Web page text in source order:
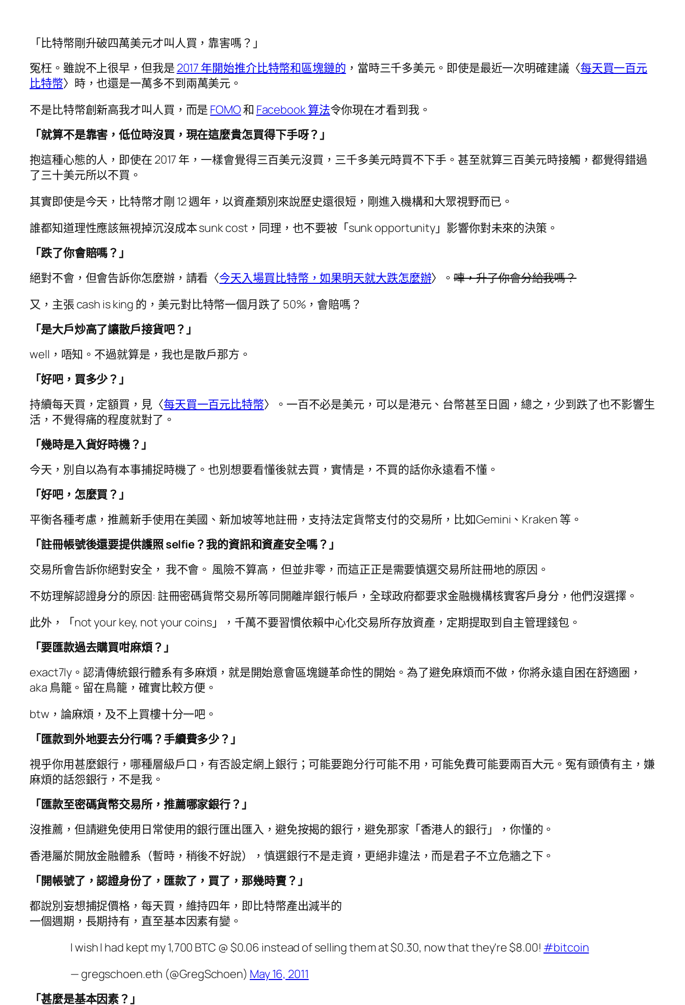
「比特幣剛升破四萬美元才叫人買，靠害嗎？」
冤枉。雖說不上很早，但我是 2017 年開始推介比特幣和區塊鏈的 ，當時三千多美元。即使是最近一次明確建議〈每天買一百元
比特幣〉時，也還是一萬多不到兩萬美元。
不是比特幣創新高我才叫人買，而是 FOMO和 Facebook 算法令你現在才看到我。
「就算不是靠害，低位時沒買，現在這麼貴怎買得下手呀？」
抱這種心態的人，即使在 2017 年，一樣會覺得三百美元沒買，三千多美元時買不下手。甚至就算三百美元時接觸，都覺得錯過
了三十美元所以不買。
其實即使是今天，比特幣才剛 12 週年，以資產類別來說歷史還很短，剛進入機構和大眾視野而已。
誰都知道理性應該無視掉沉沒成本 sunk cost，同理，也不要被「sunk opportunity」影響你對未來的決策。
「跌了你會賠嗎？」
絕對不會，但會告訴你怎麼辦，請看〈今天入場買比特幣，如果明天就大跌怎麼辦〉。唓，升了你會分給我嗎？
又，主張 cash is king 的，美元對比特幣一個月跌了 50%，會賠嗎？
「是大戶炒高了讓散戶接貨吧？」
well，唔知。不過就算是，我也是散戶那方。
「好吧，買多少？」
持續每天買，定額買，見〈每天買一百元比特幣〉。一百不必是美元，可以是港元、台幣甚至日圓，總之，少到跌了也不影響生
活，不覺得痛的程度就對了。
「幾時是入貨好時機？」
今天，別自以為有本事捕捉時機了。也別想要看懂後就去買，實情是，不買的話你永遠看不懂。
「好吧，怎麼買？」
平衡各種考慮，推薦新手使用在美國、新加坡等地註冊，支持法定貨幣支付的交易所，比如Gemini、Kraken 等。
「註冊帳號後還要提供護照 selfie？我的資訊和資產安全嗎？」
交易所會告訴你絕對安全， 我不會。 風險不算高， 但並非零，而這正正是需要慎選交易所註冊地的原因。
不妨理解認證身分的原因: 註冊密碼貨幣交易所等同開離岸銀行帳戶，全球政府都要求金融機構核實客戶身分，他們沒選擇。
此外，「not your key, not your coins」，千萬不要習慣依賴中心化交易所存放資產，定期提取到自主管理錢包。
「要匯款過去購買咁麻煩？」
exact7ly。認清傳統銀行體系有多麻煩，就是開始意會區塊鏈革命性的開始。為了避免麻煩而不做，你將永遠自困在舒適圈，
aka 鳥籠。留在鳥籠，確實比較方便。
btw，論麻煩，及不上買樓十分一吧。
「匯款到外地要去分行嗎？手續費多少？」
視乎你用甚麼銀行，哪種層級戶口，有否設定網上銀行；可能要跑分行可能不用，可能免費可能要兩百大元。冤有頭債有主，嫌
麻煩的話怨銀行，不是我。
「匯款至密碼貨幣交易所，推薦哪家銀行？」
沒推薦，但請避免使用日常使用的銀行匯出匯入，避免按揭的銀行，避免那家「香港人的銀行」，你懂的。
香港屬於開放金融體系（暫時，稍後不好說），慎選銀行不是走資，更絕非違法，而是君子不立危牆之下。
「開帳號了，認證身份了，匯款了，買了，那幾時賣？」
都說別妄想捕捉價格，每天買，維持四年，即比特幣產出減半的
一個週期，長期持有，直至基本因素有變。
I wish I had kept my 1,700 BTC @ $0.06 instead of selling them at $0.30, now that they're $8.00! #bitcoin
— gregschoen.eth (@GregSchoen) May 16, 2011
「甚麼是基本因素？」